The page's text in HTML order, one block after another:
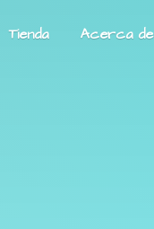
Tienda Acerca de